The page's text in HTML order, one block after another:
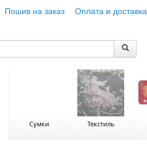
Пошив на заказ Оплата и доставка
Сумки Текстиль